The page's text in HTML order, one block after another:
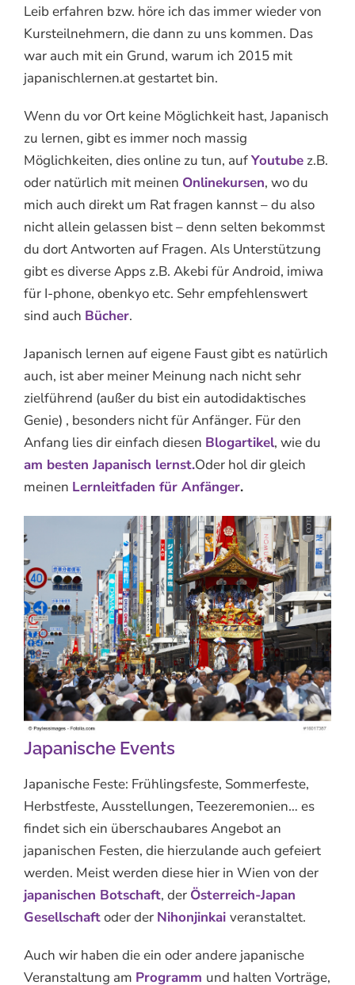
Leib erfahren bzw. höre ich das immer wieder von
Kursteilnehmern, die dann zu uns kommen. Das
war auch mit ein Grund, warum ich 2015 mit
japanischlernen.at gestartet bin.
Wenn du vor Ort keine Möglichkeit hast, Japanisch
zu lernen, gibt es immer noch massig
Möglichkeiten, dies online zu tun, aufYoutube z.B.
oder natürlich mit meinen Onlinekursen, wo du
mich auch direkt um Rat fragen kannst – du also
nicht allein gelassen bist – denn selten bekommst
du dort Antworten auf Fragen. Als Unterstützung
gibt es diverse Apps z.B. Akebi für Android, imiwa
für I-phone, obenkyo etc. Sehr empfehlenswert
sind auch Bücher.
Japanisch lernen auf eigene Faust gibt es natürlich
auch, ist aber meiner Meinung nach nicht sehr
zielführend (außer du bist ein autodidaktisches
Genie) , besonders nicht für Anfänger. Für den
Anfang lies dir einfach diesen Blogartikel, wie du
am besten Japanisch lernst.Oder hol dir gleich
meinen Lernleitfaden für Anfänger.
Japanische Events
Japanische Feste: Frühlingsfeste, Sommerfeste,
Herbstfeste, Ausstellungen, Teezeremonien… es
findet sich ein überschaubares Angebot an
japanischen Festen, die hierzulande auch gefeiert
werden. Meist werden diese hier in Wien von der
japanischen Botschaft, der Österreich-Japan
Gesellschaftoder der Nihonjinkai veranstaltet.
Auch wir haben die ein oder andere japanische
Veranstaltung am Programm und halten Vorträge,